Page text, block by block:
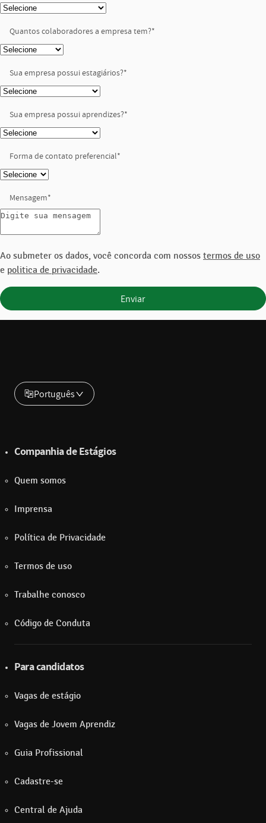
Quantos colaboradores a empresa tem?*
Sua empresa possui estagiários?*
Sua empresa possui aprendizes?*
Forma de contato preferencial*
Mensagem*
Ao submeter os dados, você concorda com nossos termos de uso
e politica de privacidade.
Enviar
Companhia de Estágios
Quem somos
Imprensa
Política de Privacidade
Termos de uso
Trabalhe conosco
Código de Conduta
Para candidatos
Vagas de estágio
Vagas de Jovem Aprendiz
Guia Profissional
Cadastre-se
Central de Ajuda
Português